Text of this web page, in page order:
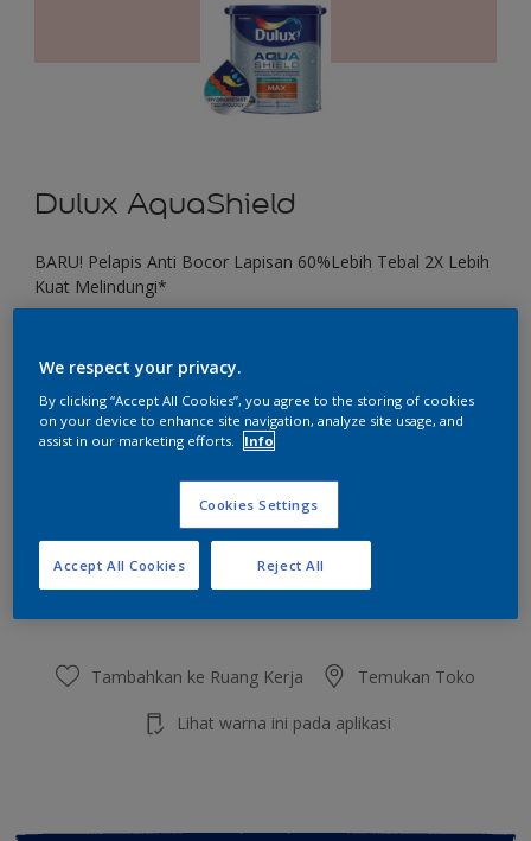
Dulux AquaShield
BARU! Pelapis Anti Bocor Lapisan 60%Lebih Tebal 2X Lebih
Kuat Melindungi*
Ukuran
4 KG
Jumlah Kalkulator cat
Hitung
Tambahkan ke Ruang Kerja Temukan Toko
Lihat warna ini pada aplikasi
We respect your privacy.
By clicking “Accept All Cookies”, you agree to the storing of cookies
on your device to enhance site navigation, analyze site usage, and
assist in our marketing efforts.
Info
Cookies Settings
Reject All
Accept All Cookies